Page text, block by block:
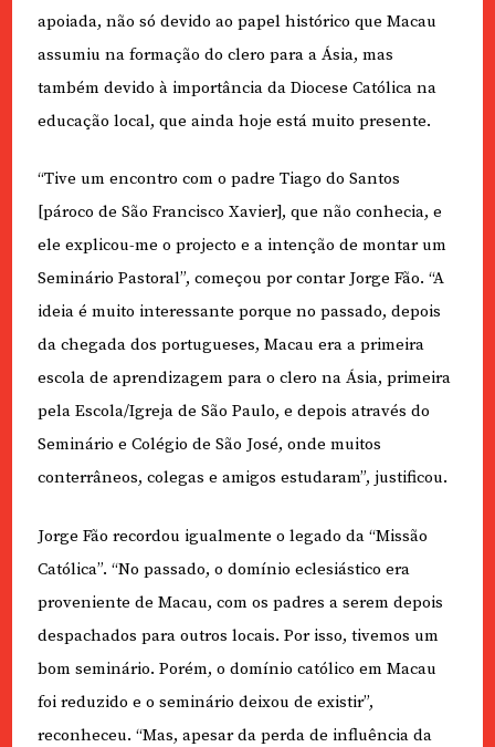
apoiada, não só devido ao papel histórico que Macau
assumiu na formação do clero para a Ásia, mas
também devido à importância da Diocese Católica na
educação local, que ainda hoje está muito presente.
“Tive um encontro com o padre Tiago do Santos
[pároco de São Francisco Xavier], que não conhecia, e
ele explicou-me o projecto e a intenção de montar um
Seminário Pastoral”, começou por contar Jorge Fão. “A
ideia é muito interessante porque no passado, depois
da chegada dos portugueses, Macau era a primeira
escola de aprendizagem para o clero na Ásia, primeira
pela Escola/Igreja de São Paulo, e depois através do
Seminário e Colégio de São José, onde muitos
conterrâneos, colegas e amigos estudaram”, justificou.
Jorge Fão recordou igualmente o legado da “Missão
Católica”. “No passado, o domínio eclesiástico era
proveniente de Macau, com os padres a serem depois
despachados para outros locais. Por isso, tivemos um
bom seminário. Porém, o domínio católico em Macau
foi reduzido e o seminário deixou de existir”,
reconheceu. “Mas, apesar da perda de influência da